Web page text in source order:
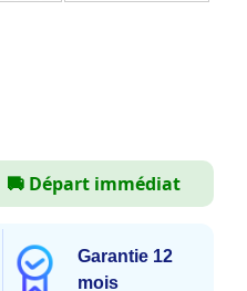
🚚 Départ immédiat
Garantie 12
mois